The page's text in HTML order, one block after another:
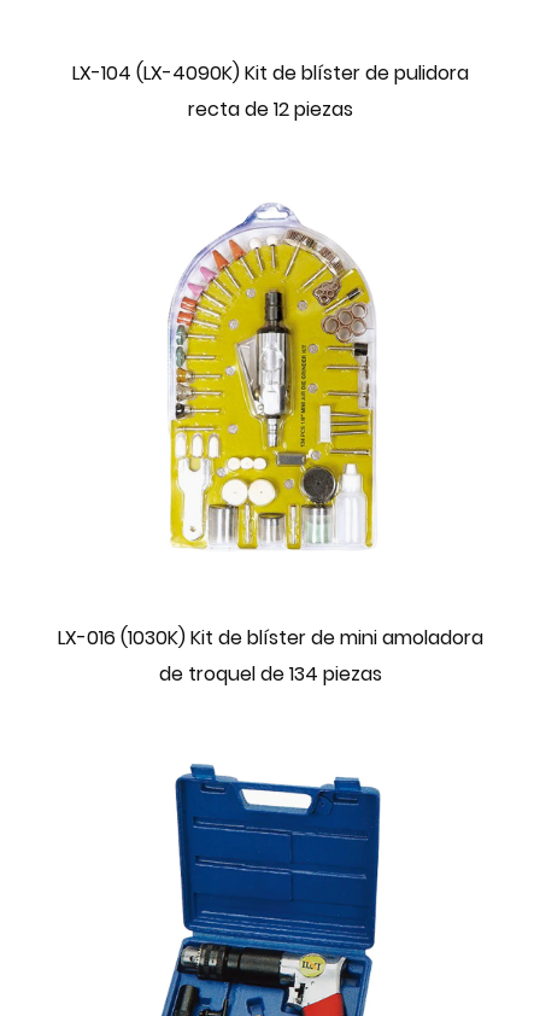
LX-104 (LX-4090K) Kit de blíster de pulidora
recta de 12 piezas
LX-016 (1030K) Kit de blíster de mini amoladora
de troquel de 134 piezas